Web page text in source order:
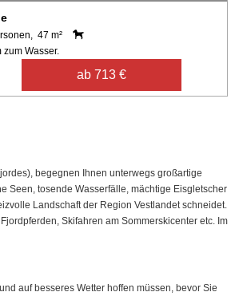
47 m²
zum Wasser.
ab 713 €
begegnen Ihnen unterwegs großartige
Seen, tosende Wasserfälle, mächtige Eisgletscher
Landschaft der Region Vestlandet schneidet.
Skifahren am Sommerskicenter etc. Im
auf besseres Wetter hoffen müssen, bevor Sie